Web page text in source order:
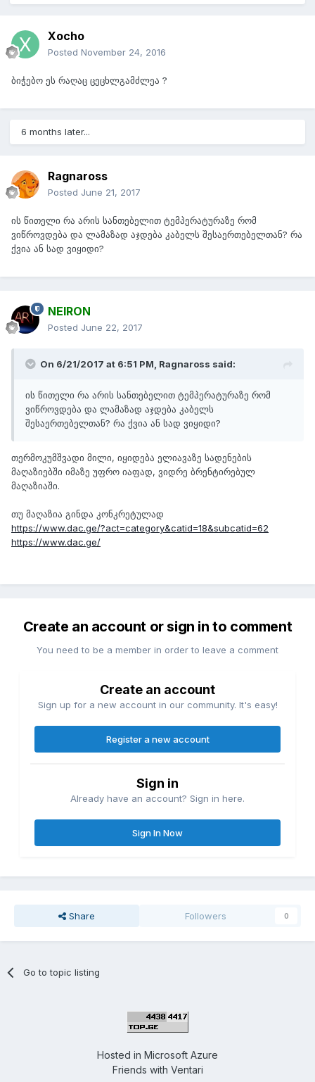
Xocho
Posted November 24, 2016
ბიჭებო ეს რაღაც ცეცხლგამძლეა ?
6 months later...
Ragnaross
Posted June 21, 2017
ის წითელი რა არის სანთებელით ტემპერატურაზე რომ
ვიწროვდება და ლამაზად აჯდება კაბელს შესაერთებელთან? რა
ქვია ან სად ვიყიდი?
NEIRON
Posted June 22, 2017
On 6/21/2017 at 6:51 PM, Ragnaross said:
ის წითელი რა არის სანთებელით ტემპერატურაზე რომ
ვიწროვდება და ლამაზად აჯდება კაბელს
შესაერთებელთან? რა ქვია ან სად ვიყიდი?
თერმოკუმშვადი მილი, იყიდება ელიავაზე სადენების
მაღაზიებში იმაზე უფრო იაფად, ვიდრე ბრენტირებულ
მაღაზიაში.
თუ მაღაზია გინდა კონკრეტულად
https://www.dac.ge/?act=category&catid=18&subcatid=62
https://www.dac.ge/
Create an account or sign in to comment
You need to be a member in order to leave a comment
Create an account
Sign up for a new account in our community. It's easy!
Register a new account
Sign in
Already have an account? Sign in here.
Sign In Now
Share Followers 0
Go to topic listing
Hosted in Microsoft Azure
Friends with Ventari